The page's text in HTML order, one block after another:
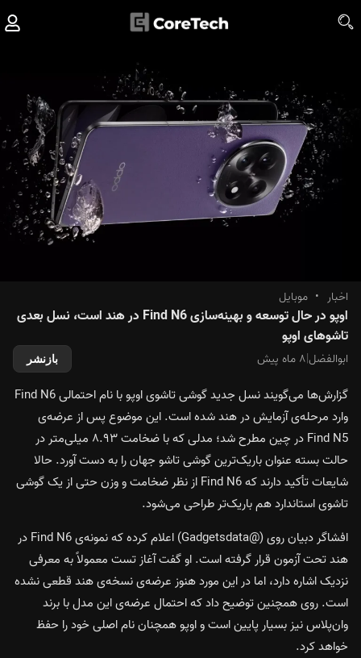
اخبار • موبایل
اوپو در حال توسعه و بهینه‌سازی Find N6 در هند است، نسل بعدی
تاشو‌های اوپو
ابوالفضل|۸ ماه پیش بازنشر
گزارش‌ها می‌گویند نسل جدید گوشی تاشوی اوپو با نام احتمالی Find N6
وارد مرحله‌ی آزمایش در هند شده است. این موضوع پس از عرضه‌ی
Find N5 در چین مطرح شد؛ مدلی که با ضخامت ۸.۹۳ میلی‌متر در
حالت بسته عنوان باریک‌ترین گوشی تاشو جهان را به دست آورد. حالا
شایعات تأکید دارند که Find N6 از نظر ضخامت و وزن حتی از یک گوشی
تاشوی استاندارد هم باریک‌تر طراحی می‌شود.
افشاگر دبیان روی (@Gadgetsdata) اعلام کرده که نمونه‌ی Find N6 در
هند تحت آزمون قرار گرفته است. او گفت آغاز تست معمولاً به معرفی
نزدیک اشاره دارد، اما در این مورد هنوز عرضه‌ی نسخه‌ی هند قطعی نشده
است. روی همچنین توضیح داد که احتمال عرضه‌ی این مدل با برند
وان‌پلاس نیز بسیار پایین است و اوپو همچنان نام اصلی خود را حفظ
خواهد کرد.